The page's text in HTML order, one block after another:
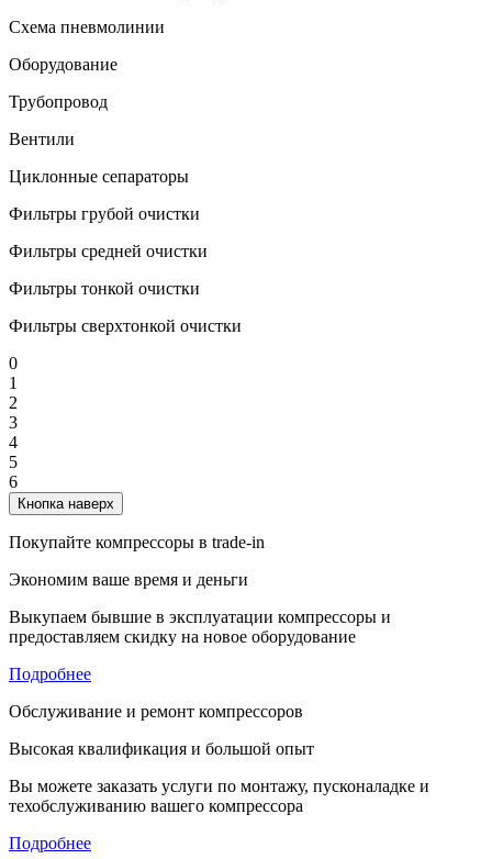
Схема пневмолинии
Оборудование
Трубопровод
Вентили
Циклонные сепараторы
Фильтры грубой очистки
Фильтры средней очистки
Фильтры тонкой очистки
Фильтры сверхтонкой очистки
0
1
2
3
4
5
6
Кнопка наверх
Покупайте компрессоры в trade-in
Экономим ваше время и деньги
Выкупаем бывшие в эксплуатации компрессоры и
предоставляем скидку на новое оборудование
Подробнее
Обслуживание и ремонт компрессоров
Высокая квалификация и большой опыт
Вы можете заказать услуги по монтажу, пусконаладке и
техобслуживанию вашего компрессора
Подробнее